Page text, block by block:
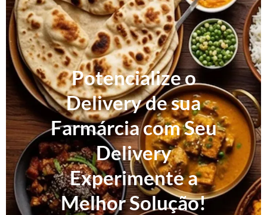
Potencialize o
Delivery de sua
Farmárcia com Seu
Delivery
Experimente a
Melhor Solução!